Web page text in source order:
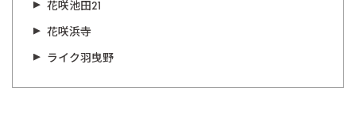
花咲池田21
花咲浜寺
ライク羽曳野